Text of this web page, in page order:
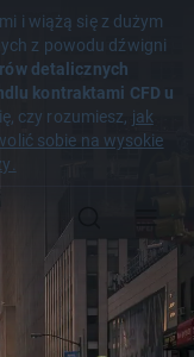
i wiążą się z dużym
z powodu dźwigni
detalicznych
kontraktami CFD u
czy rozumiesz, jak
sobie na wysokie